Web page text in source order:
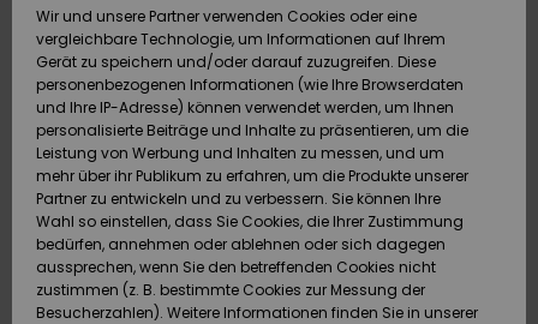
Schuhe&
Flip-Flops
Surf
Snow
Brandneu
Schuhe&
Flip-Flops
Surf
Snow
Brandneu
Highlights
Snow
SURF
Highlights
Community
SNOW
Snow Shop
Damen
Highlights
Community
DOPPELTER
RABATT
Outlet
Frauen
HILFE & KONTAKT
Retouren
Bezahlung
Geschenkkarte
Quiksilver
Freedom
Datenschutz
Wir und unsere Partner verwenden Cookies oder eine
vergleichbare Technologie, um Informationen auf Ihrem
Gerät zu speichern und/oder darauf zuzugreifen. Diese
personenbezogenen Informationen (wie Ihre Browserdaten
und Ihre IP-Adresse) können verwendet werden, um Ihnen
personalisierte Beiträge und Inhalte zu präsentieren, um die
Leistung von Werbung und Inhalten zu messen, und um
mehr über ihr Publikum zu erfahren, um die Produkte unserer
Partner zu entwickeln und zu verbessern. Sie können Ihre
Wahl so einstellen, dass Sie Cookies, die Ihrer Zustimmung
bedürfen, annehmen oder ablehnen oder sich dagegen
aussprechen, wenn Sie den betreffenden Cookies nicht
zustimmen (z. B. bestimmte Cookies zur Messung der
Besucherzahlen). Weitere Informationen finden Sie in unserer